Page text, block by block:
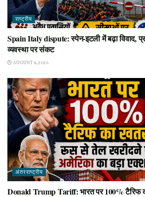
राष्ट्रीय
Spain Italy dispute: स्पेन-इटली में बढ़ा विवाद,
व्यवस्था पर संकट
AUGUST 8, 2026
अंतरराष्ट्रीय
Donald Trump Tariff: भारत पर 100%